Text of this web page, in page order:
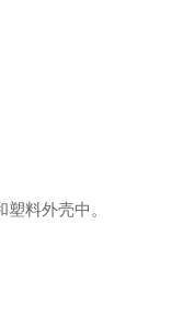
料外壳中。